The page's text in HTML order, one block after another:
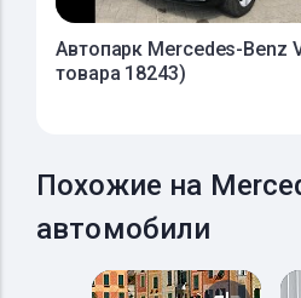
Автопарк Mercedes-Benz
товара 18243)
Похожие на
автомобили